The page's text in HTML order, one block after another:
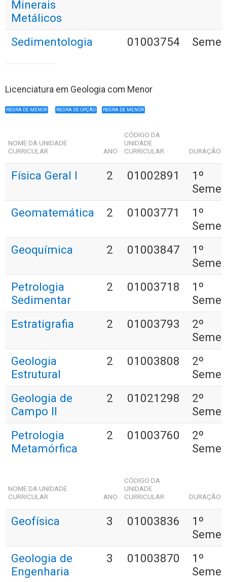
Minerais
Metálicos
Sedimentologia
01003754
Licenciatura em Geologia com Menor
REGRA DE MENOR REGRA DE OPÇÃO REGRA DE MENOR
NOME DA UNIDADE
CURRICULAR
ANO
CÓDIGO DA
UNIDADE
CURRICULAR
DURAÇÃO
Física Geral I 2 01002891
1º
Geomatemática
2 01003771
1º
Geoquímica
2 01003847
1º
Petrologia
Sedimentar
2 01003718
1º
Estratigrafia
2 01003793
2º
Geologia
Estrutural
2 01003808
2º
Geologia de
Campo II
2 01021298
2º
Petrologia
Metamórfica
2 01003760
2º
NOME DA UNIDADE
CURRICULAR
ANO
CÓDIGO DA
UNIDADE
CURRICULAR
DURAÇÃO
Geofísica 3 01003836
1º
Geologia de
Engenharia
3 01003870
1º